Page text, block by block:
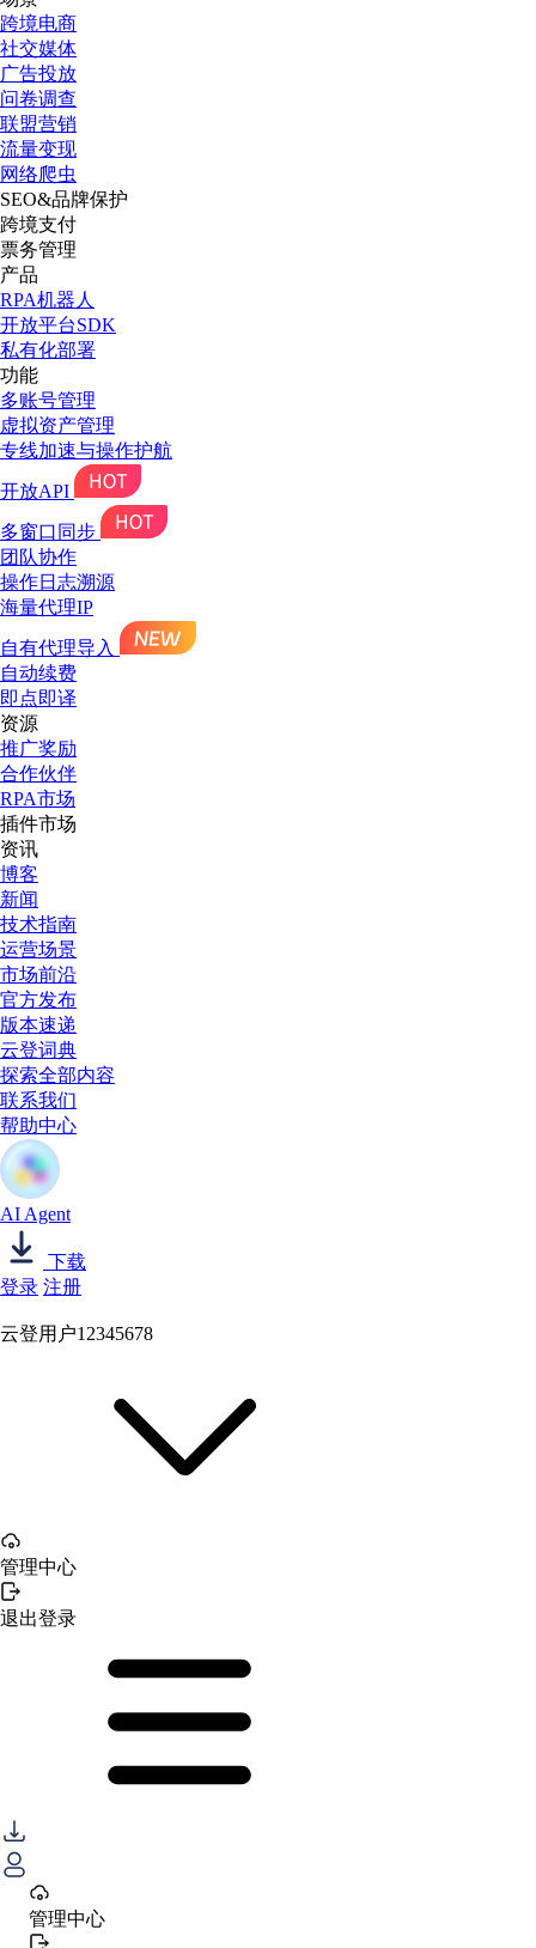
跨境电商
社交媒体
广告投放
问卷调查
联盟营销
流量变现
网络爬虫
SEO&品牌保护
跨境支付
票务管理
产品
RPA机器人
开放平台SDK
私有化部署
功能
多账号管理
虚拟资产管理
专线加速与操作护航
开放API
多窗口同步
团队协作
操作日志溯源
海量代理IP
自有代理导入
自动续费
即点即译
资源
推广奖励
合作伙伴
RPA市场
插件市场
资讯
博客
新闻
技术指南
运营场景
市场前沿
官方发布
版本速递
云登词典
探索全部内容
联系我们
帮助中心
AI Agent
下载
登录 注册
云登用户12345678
管理中心
退出登录
管理中心